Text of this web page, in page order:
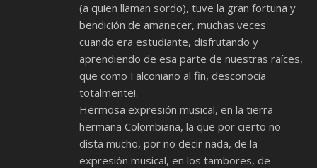
(a quien llaman sordo), tuve la gran fortuna y
bendición de amanecer, muchas veces
cuando era estudiante, disfrutando y
aprendiendo de esa parte de nuestras raíces,
que como Falconiano al fin, desconocía
totalmente!.
Hermosa expresión musical, en la tierra
hermana Colombiana, la que por cierto no
dista mucho, por no decir nada, de la
expresión musical, en los tambores, de